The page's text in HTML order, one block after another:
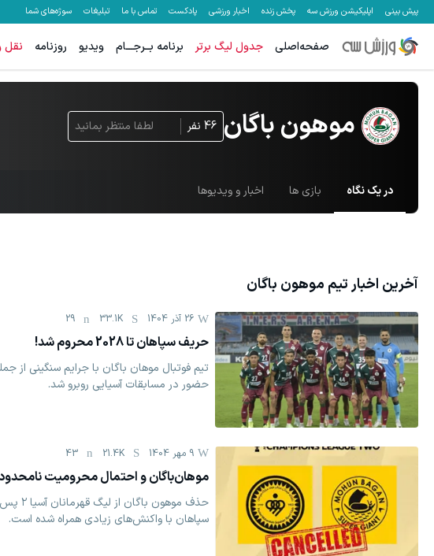
پیش بینی اپلیکیشن ورزش سه پخش زنده اخبار ورزشی پادکست تماس با ما تبلیغات سوژه‌های شما
صفحه‌اصلی جدول لیگ برتر برنامه بــرجـــام ویدیو روزنامه نقل
موهون باگان 46 نفر لطفا منتظر بمانید
در یک نگاه بازی ها اخبار و ویدیوها
آخرین اخبار تیم موهون باگان
26 آذر 1404 33.1K
29
حریف سپاهان تا 2028 محروم شد!
تیم فوتبال موهان باگان با جرایم سنگینی از
حضور در مسابقات آسیایی روبرو شد.
9 مهر 1404 21.4K
43
موهان‌باگان و احتمال محرومیت
حذف
سپاهان با واکنش‌های زیادی همراه شده است.